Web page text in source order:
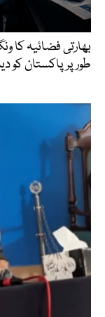
بھارتی فضائیہ
طور پر پاکستان کو